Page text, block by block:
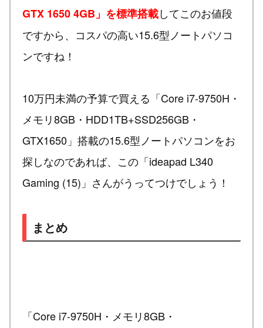
GTX 1650 4GB」を標準搭載してこのお値段
ですから、コスパの高い15.6型ノートパソコ
ンですね！
10万円未満の予算で買える「Core i7-9750H・
メモリ8GB・HDD1TB+SSD256GB・
GTX1650」搭載の15.6型ノートパソコンをお
探しなのであれば、この「ideapad L340
Gaming (15)」さんがうってつけでしょう！
まとめ
「Core i7-9750H・メモリ8GB・